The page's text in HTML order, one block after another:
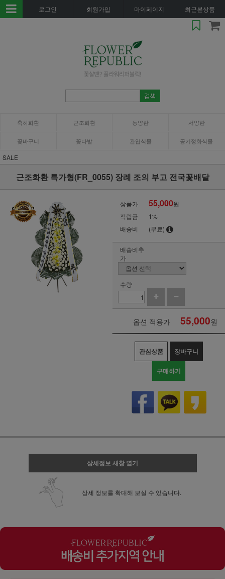
로그인 회원가입 마이페이지 최근본상품
축하화환 근조화환 동양란 서양란
꽃바구니 꽃다발 관엽식물 공기정화식물
SALE
근조화환 특가형(FR_0055) 장례 조의 부고 전국꽃배달
상품가 55,000원
적립금
1%
배송비
(무료)
배송비추
가
수량
옵션 적용가 55,000원
관심상품 장바구니
구매하기
상세정보 새창 열기
상세 정보를 확대해 보실 수 있습니다.